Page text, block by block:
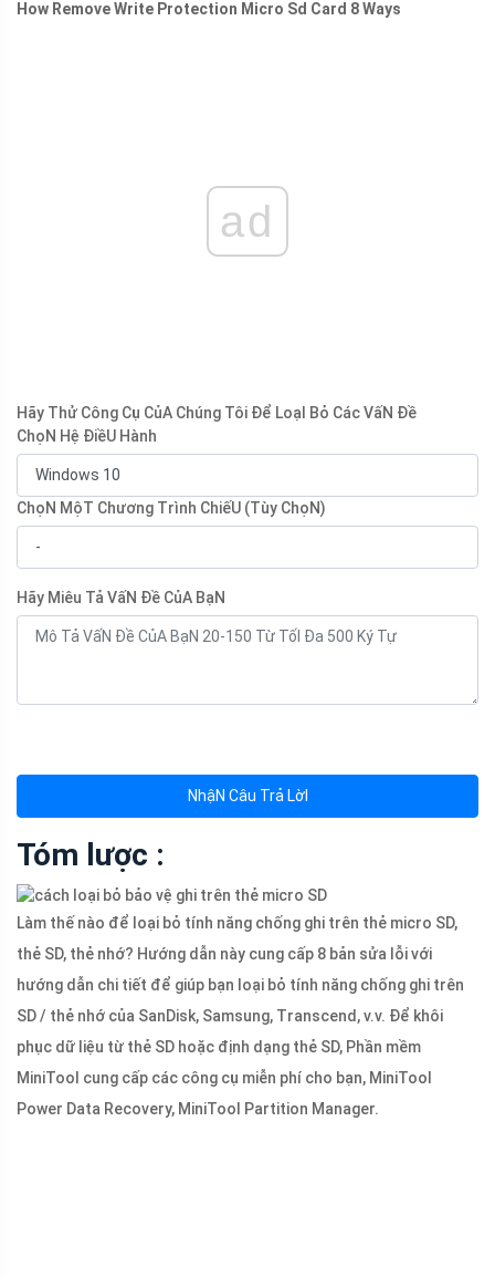
How Remove Write Protection Micro Sd Card 8 Ways
ad
Hãy Thử Công Cụ CủA Chúng Tôi Để LoạI Bỏ Các VấN Đề
ChọN Hệ ĐiềU Hành
ChọN MộT Chương Trình ChiếU (Tùy ChọN)
Hãy Miêu Tả VấN Đề CủA BạN
NhậN Câu Trả LờI
Tóm lược :
Làm thế nào để loại bỏ tính năng chống ghi trên thẻ micro SD,
thẻ SD, thẻ nhớ? Hướng dẫn này cung cấp 8 bản sửa lỗi với
hướng dẫn chi tiết để giúp bạn loại bỏ tính năng chống ghi trên
SD / thẻ nhớ của SanDisk, Samsung, Transcend, v.v. Để khôi
phục dữ liệu từ thẻ SD hoặc định dạng thẻ SD, Phần mềm
MiniTool cung cấp các công cụ miễn phí cho bạn, MiniTool
Power Data Recovery, MiniTool Partition Manager.